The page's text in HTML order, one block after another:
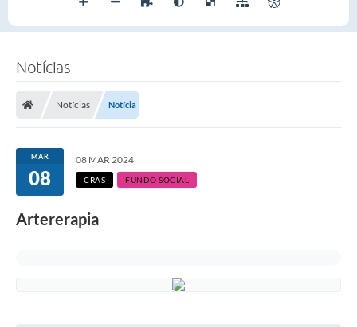
Notícias
Notícias Notícia
MAR
08
08 MAR 2024
CRAS FUNDO SOCIAL
Artererapia